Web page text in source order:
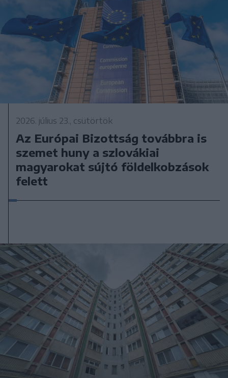
2026. július 23., csütörtök
Az Európai Bizottság továbbra is
szemet huny a szlovákiai
magyarokat sújtó földelkobzások
felett